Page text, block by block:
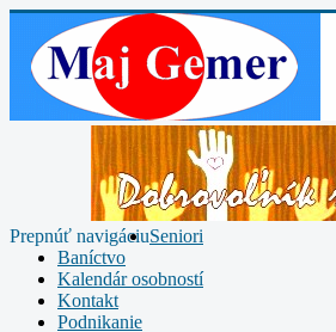
Prepnúť navigáciuSeniori
Baníctvo
Kalendár osobností
Kontakt
Podnikanie